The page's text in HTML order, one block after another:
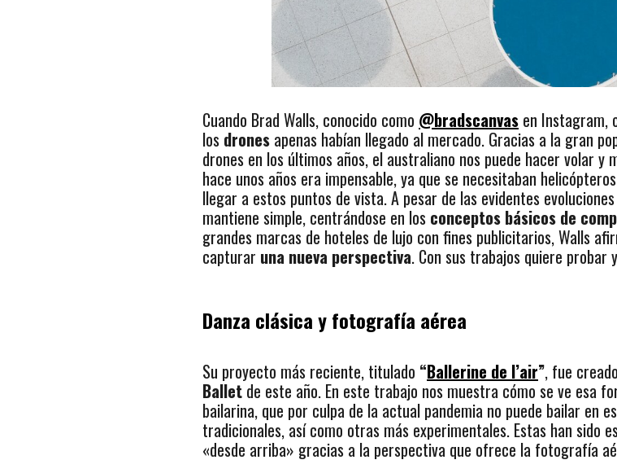
Cuando Brad Walls, conocido como @bradscanvas en Instagram,
los drones apenas habían llegado al mercado. Gracias a la gran
drones en los últimos años, el australiano nos puede hacer volar
hace unos años era impensable, ya que se necesitaban
llegar a estos puntos de vista. A pesar de las evidentes
mantiene simple, centrándose en los conceptos básicos de
grandes marcas de hoteles de lujo con fines publicitarios, Walls
capturar una nueva perspectiva. Con sus trabajos quiere
Danza clásica y fotografía aérea
Su proyecto más reciente, titulado “Ballerine de l’air”, fue
Ballet de este año. En este trabajo nos muestra cómo se ve esa
bailarina, que por culpa de la actual pandemia no puede bailar en
tradicionales, así como otras más experimentales. Estas han sido
«desde arriba» gracias a la perspectiva que ofrece la fotografía